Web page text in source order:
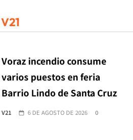
Voraz incendio consume
varios puestos en feria
Barrio Lindo de Santa Cruz
V21 6 DE AGOSTO DE 2026 0